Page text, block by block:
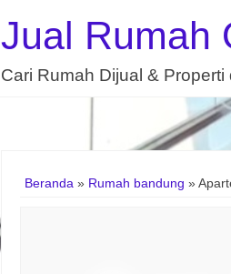
Jual Rumah
Cari Rumah Dijual &
Beranda » Rumah bandung »